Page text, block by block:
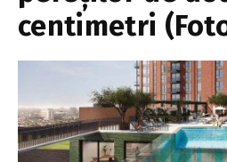
centimetri